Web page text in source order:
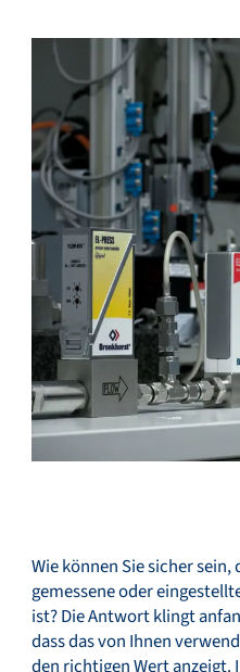
Märkte
Service &
Flow Academy
Bronkhorst
Kontakt aufnehmen
Wie können Sie sicher sein,
gemessene oder
ist? Die Antwort klingt
dass das von Ihnen